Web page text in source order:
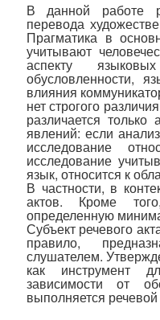
В данной работе
перевода
Прагматика в
учитывают
аспекту
обусловленности,
влияния
нет строгого
различается
явлений: если
исследование
исследование
язык, относится к
В частности, в
актов. Кроме
определенную
Субъект речевого
правило,
слушателем.
как инструмент
зависимости от
выполняется